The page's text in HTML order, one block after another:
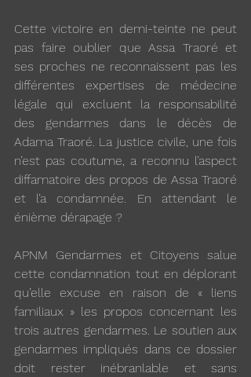
Cette victoire en demi-teinte ne peut
pas faire oublier que Assa Traoré et
ses proches ne reconnaissent pas les
différentes expertises de médecine
légale qui excluent la responsabilité
des gendarmes dans le décès de
Adama Traoré. La justice civile, une fois
n’est pas coutume, a reconnu l’aspect
diffamatoire des propos de Assa Traoré
et l’a condamnée. En attendant le
énième dérapage ?
APNM Gendarmes et Citoyens salue
cette condamnation tout en déplorant
qu’elle excuse en raison de « liens
familiaux » les propos concernant les
trois autres gendarmes. Le soutien aux
gendarmes impliqués dans ce dossier
doit rester inébranlable et sans